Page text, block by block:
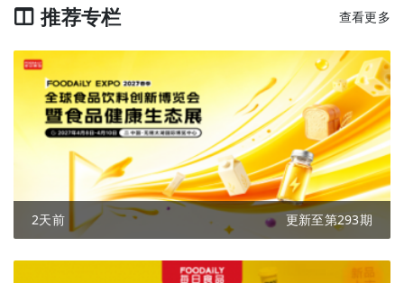
推荐专栏 查看更多
2天前 更新至第293期